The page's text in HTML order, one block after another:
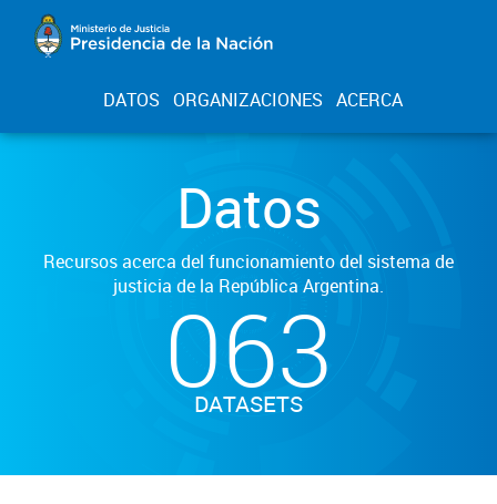
DATOS ORGANIZACIONES ACERCA
Datos
Recursos acerca del funcionamiento del sistema de
justicia de la República Argentina.
063
DATASETS